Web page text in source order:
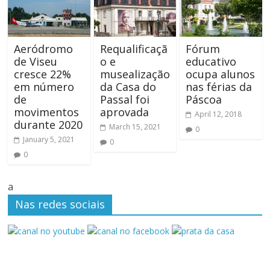
Aeródromo
de Viseu
cresce 22%
em número
de
movimentos
durante 2020
January 5, 2021
0
Requalificaçã
o e
musealização
da Casa do
Passal foi
aprovada
March 15, 2021
0
Fórum
educativo
ocupa alunos
nas férias da
Páscoa
April 12, 2018
0
a
Nas redes sociais